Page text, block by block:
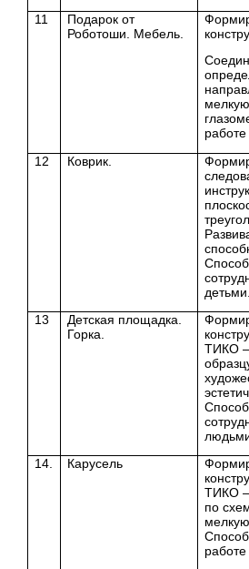
11
Подарок от
Роботоши. Мебель.
работе
12
Коврик.
детьми.
13
Детская площадка.
Горка.
ТИКО –
14.
Карусель
ТИКО –
по
работе